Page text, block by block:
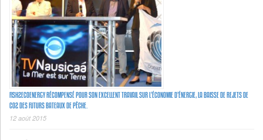
FISH2ECOENERGY RÉCOMPENSÉ POUR SON EXCELLENT TRAVAIL SUR L’ÉCONOMIE D’ÉNERGIE, LA BAISSE DE REJETS DE
C02 DES FUTURS BATEAUX DE PÊCHE.
12 août 2015